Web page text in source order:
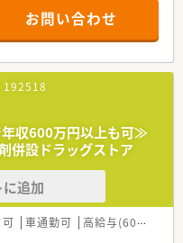
経験の少ない方でも500万前
研修や外部組織と連携した研
躍できるキャリアパスが多
ーや営業部長等のマネジメン
スペシャリストを目指すこ
等の本社スタッフなど活動領
、在宅医療へもしっかりと関
お問い合わせ
192518
収600万円以上も可≫
併設ドラッグストア
追加
車通勤可 高給与(600万円以上)